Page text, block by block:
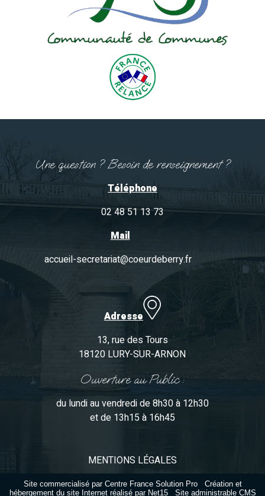
Une question ? Besoin de renseignement ?
Téléphone
02 48 51 13 73
Mail
accueil-secretariat@coeurdeberry.fr
Adresse
13, rue des Tours
18120 LURY-SUR-ARNON
Ouverture au Public :
du lundi au vendredi de 8h30 à 12h30
et de 13h15 à 16h45
MENTIONS LÉGALES
Site commercialisé par Centre France Solution Pro- Création et
hébergement du site Internet réalisé par Net15- Site administrable CMS